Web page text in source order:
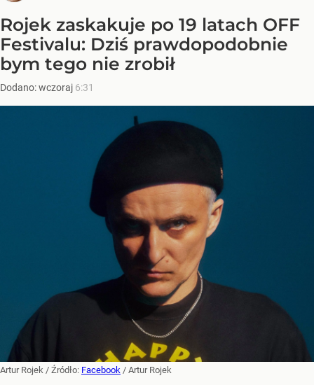
Rojek zaskakuje po 19 latach OFF
Festivalu: Dziś prawdopodobnie
bym tego nie zrobił
Dodano:wczoraj 6:31
Artur Rojek / Źródło: Facebook / Artur Rojek